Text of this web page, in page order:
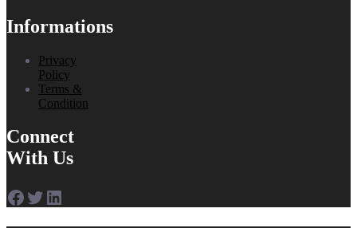
Informations
Privacy
Policy
Terms &
Condition
Connect
With Us
Facebook
Twitter
LinkedIn